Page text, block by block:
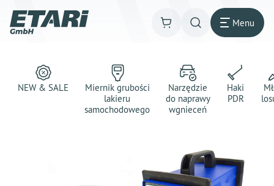
Menu
NEW & SALE
Miernik grubości
lakieru
samochodowego
Narzędzie
do naprawy
wgnieceń
Haki
PDR